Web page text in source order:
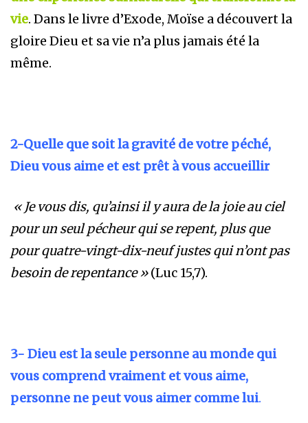
vie. Dans le livre d’Exode, Moïse a découvert la
gloire Dieu et sa vie n’a plus jamais été la
même.
2-Quelle que soit la gravité de votre péché,
Dieu vous aime et est prêt à vous accueillir
« Je vous dis, qu’ainsi il y aura de la joie au ciel
pour un seul pécheur qui se repent, plus que
pour quatre-vingt-dix-neuf justes qui n’ont pas
besoin de repentance »(Luc 15,7).
3- Dieu est la seule personne au monde qui
vous comprend vraiment et vous aime,
personne ne peut vous aimer comme lui.